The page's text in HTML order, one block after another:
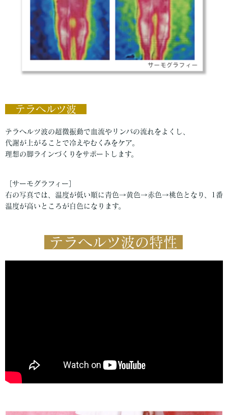
テラヘルツ波
テラヘルツ波の超微振動で血流やリンパの流れをよくし、
代謝が上がることで冷えやむくみをケア。
理想の脚ラインづくりをサポートします。
［サーモグラフィー］
右の写真では、温度が低い順に青色→黄色→赤色→桃色となり、1番
温度が高いところが白色になります。
テラヘルツ波の特性